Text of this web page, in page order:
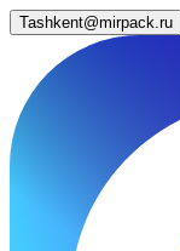
Tashkent@mirpack.ru